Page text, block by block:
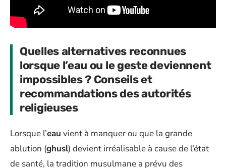
Quelles alternatives reconnues
lorsque l’eau ou le geste deviennent
impossibles ? Conseils et
recommandations des autorités
religieuses
Lorsque l’eau vient à manquer ou que la grande
ablution (ghusl) devient irréalisable à cause de l’état
de santé, la tradition musulmane a prévu des